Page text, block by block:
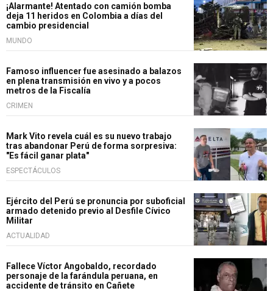
¡Alarmante! Atentado con camión bomba
deja 11 heridos en Colombia a días del
cambio presidencial
MUNDO
Famoso influencer fue asesinado a balazos
en plena transmisión en vivo y a pocos
metros de la Fiscalía
CRIMEN
Mark Vito revela cuál es su nuevo trabajo
tras abandonar Perú de forma sorpresiva:
"Es fácil ganar plata"
ESPECTÁCULOS
Ejército del Perú se pronuncia por suboficial
armado detenido previo al Desfile Cívico
Militar
ACTUALIDAD
Fallece Víctor Angobaldo, recordado
personaje de la farándula peruana, en
accidente de tránsito en Cañete